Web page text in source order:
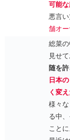
可能な
悪言い
舗オ
総菜
見せ
随を許
日本
く変え
様々
る中
こと